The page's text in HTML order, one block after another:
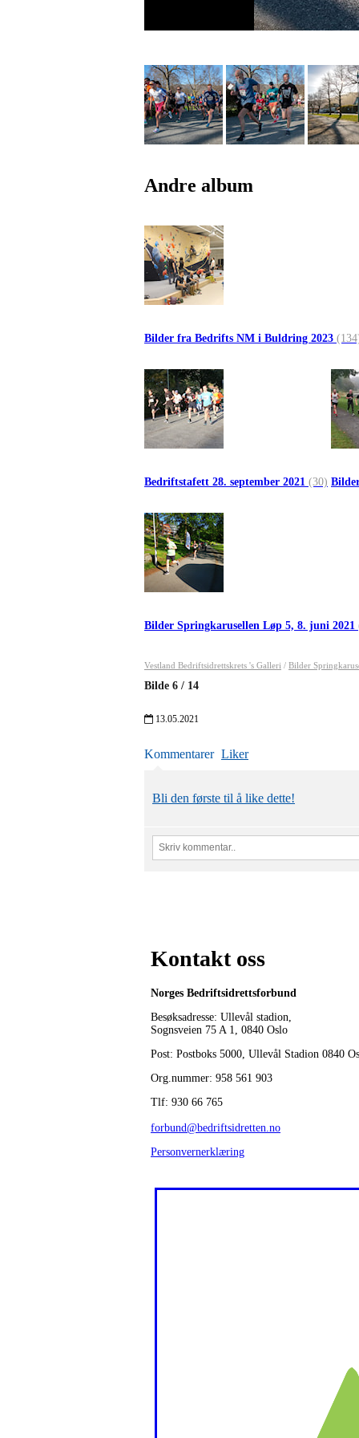
Andre album
Bilder fra Bedrifts NM i Buldring 2023
Bedriftstafett 28. september 2021 (30)
Bilder Springkarusellen Løp 5, 8. juni 2021
Vestland Bedriftsidrettskrets 's Galleri / Bilder
Bilde 6 / 14
13.05.2021
Kommentarer Liker
Bli den første til å like dette!
Kontakt oss
Norges Bedriftsidrettsforbund
Besøksadresse: Ullevål stadion,
Sognsveien 75 A 1, 0840 Oslo
Post: Postboks 5000, Ullevål Stadion 0840
Org.nummer: 958 561 903
Tlf: 930 66 765
forbund@bedriftsidretten.no
Personvernerklæring